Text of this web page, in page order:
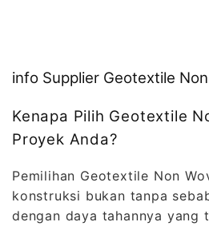
info Supplier Geotextile
Kenapa Pilih Geotextile
Proyek Anda?
Pemilihan Geotextile Non
konstruksi bukan tanpa
dengan daya tahannya yang